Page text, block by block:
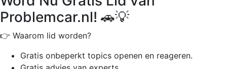
Problemcar.nl! 🚗💡
👉 Waarom lid worden?
Gratis onbeperkt topics openen en reageren.